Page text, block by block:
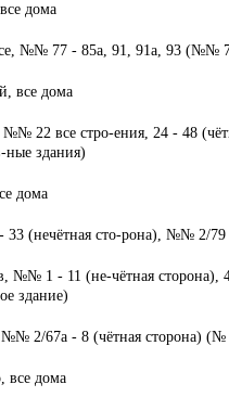
дома
№№ 77 - 85а, 91, 91а, 93 (№№
все дома
№№ 22 все стро-ения, 24 - 48
ные здания)
дома
(нечётная сто-рона), №№ 2/
№№ 1 - 11 (не-чётная сторона),
здание)
2/67а - 8 (чётная сторона) (№
все дома